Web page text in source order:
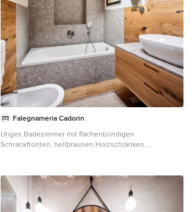
Falegnameria Cadorin
Uriges Badezimmer mit flächenbündigen
Schrankfronten, hellbraunen Holzschränken,
Boden, grauer Waschtischplatte, Einzelwaschbecken,
schwebendem Waschtisch, freigelegten Dachbalken,
gewölbter Decke, Holzdecke und Holzwänden in
Sonstige